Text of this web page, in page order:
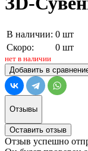
В наличии: 0 шт
Скоро:
0 шт
нет в наличии
Добавить в
Отзывы
Оставить отзыв
Отзыв успешно